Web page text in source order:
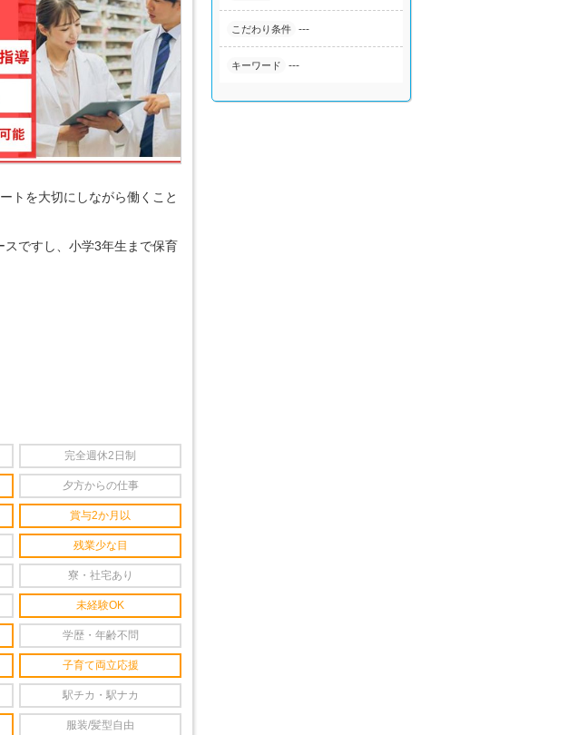
こだわり条件 ---
キーワード ---
トを大切にしながら働くこと
スですし、小学3年生まで保育
完全週休2日制
夕方からの仕事
賞与2か月以
残業少な目
寮・社宅あり
未経験OK
学歴・年齢不問
子育て両立応援
駅チカ・駅ナカ
服装/髪型自由